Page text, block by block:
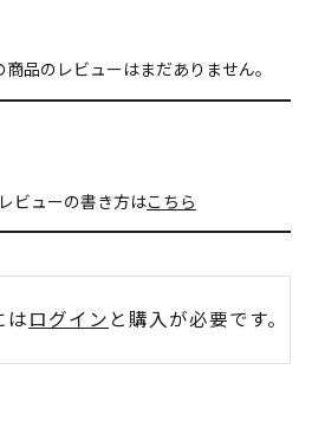
商品のレビューはまだありません。
レビューの書き方はこちら
はログイン と購入が必要です。